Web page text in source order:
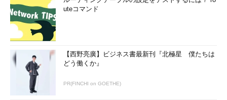
uteコマンド
【西野亮廣】ビジネス書最新刊『北極星 僕たちは
どう働くか』
PR(FINCHI on GOETHE)